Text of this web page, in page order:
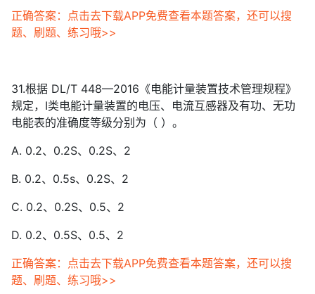
正确答案：点击去下载APP免费查看本题答案，还可以搜
题、刷题、练习哦>>
31.根据 DL/T 448—2016《电能计量装置技术管理规程》
规定，Ⅰ类电能计量装置的电压、电流互感器及有功、无功
电能表的准确度等级分别为（ ）。
A. 0.2、0.2S、0.2S、2
B. 0.2、0.5s、0.2S、2
C. 0.2、0.2S、0.5、2
D. 0.2、0.5S、0.5、2
正确答案：点击去下载APP免费查看本题答案，还可以搜
题、刷题、练习哦>>